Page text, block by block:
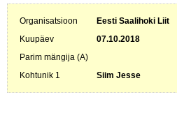
Organisatsioon Eesti Saalihoki Liit
Kuupäev
07.10.2018
Parim mängija (A)
Kohtunik 1
Siim Jesse